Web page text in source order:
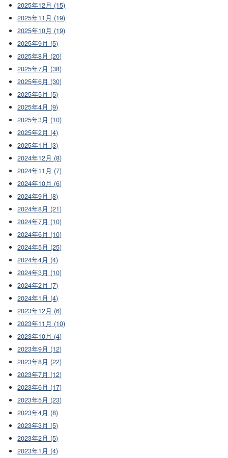
2025年12月 (15)
2025年11月 (19)
2025年10月 (19)
2025年9月 (5)
2025年8月 (20)
2025年7月 (38)
2025年6月 (30)
2025年5月 (5)
2025年4月 (9)
2025年3月 (10)
2025年2月 (4)
2025年1月 (3)
2024年12月 (8)
2024年11月 (7)
2024年10月 (6)
2024年9月 (8)
2024年8月 (21)
2024年7月 (10)
2024年6月 (10)
2024年5月 (25)
2024年4月 (4)
2024年3月 (10)
2024年2月 (7)
2024年1月 (4)
2023年12月 (6)
2023年11月 (10)
2023年10月 (4)
2023年9月 (12)
2023年8月 (22)
2023年7月 (12)
2023年6月 (17)
2023年5月 (23)
2023年4月 (8)
2023年3月 (5)
2023年2月 (5)
2023年1月 (4)